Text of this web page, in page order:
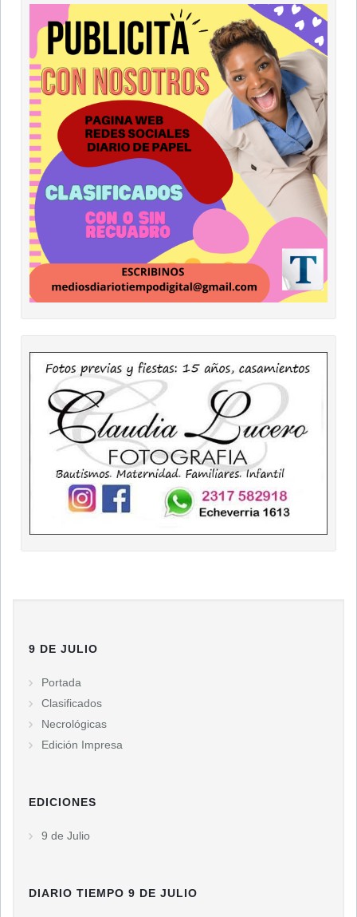
9 DE JULIO
Portada
Clasificados
Necrológicas
Edición Impresa
EDICIONES
9 de Julio
DIARIO TIEMPO 9 DE JULIO